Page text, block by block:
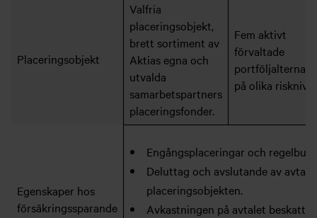
Placeringsobjekt
Valfria
placeringsobjekt,
brett sortiment av
Aktias egna och
utvalda
samarbetspartners
placeringsfonder.
Fem aktivt
förvaltade
på olika
Egenskaper hos
försäkringssparande
Engångsplaceringar och
Deluttag och avslutande av avtal
placeringsobjekten.
Avkastningen på avtalet